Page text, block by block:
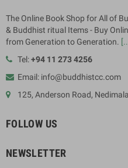
The Online Book Shop for All of
& Buddhist ritual Items - Buy
from Generation to Generation.
Tel:+94 11 273 4256
Email: info@buddhistcc.com
125, Anderson Road,
FOLLOW US
NEWSLETTER